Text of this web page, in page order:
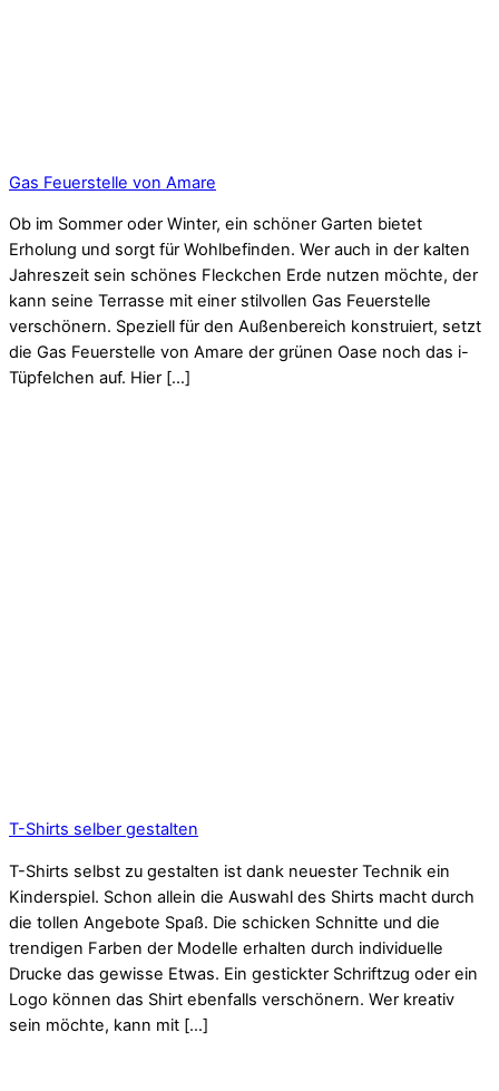
Gas Feuerstelle von Amare
Ob im Sommer oder Winter, ein schöner Garten bietet
Erholung und sorgt für Wohlbefinden. Wer auch in der kalten
Jahreszeit sein schönes Fleckchen Erde nutzen möchte, der
kann seine Terrasse mit einer stilvollen Gas Feuerstelle
verschönern. Speziell für den Außenbereich konstruiert, setzt
die Gas Feuerstelle von Amare der grünen Oase noch das i-
Tüpfelchen auf. Hier […]
T-Shirts selber gestalten
T-Shirts selbst zu gestalten ist dank neuester Technik ein
Kinderspiel. Schon allein die Auswahl des Shirts macht durch
die tollen Angebote Spaß. Die schicken Schnitte und die
trendigen Farben der Modelle erhalten durch individuelle
Drucke das gewisse Etwas. Ein gestickter Schriftzug oder ein
Logo können das Shirt ebenfalls verschönern. Wer kreativ
sein möchte, kann mit […]